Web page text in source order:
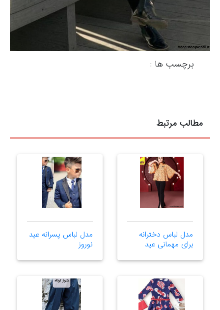
برچسب ها :
مطالب مرتبط
مدل لباس دخترانه
برای مهمانی عید
مدل لباس پسرانه عید
نوروز